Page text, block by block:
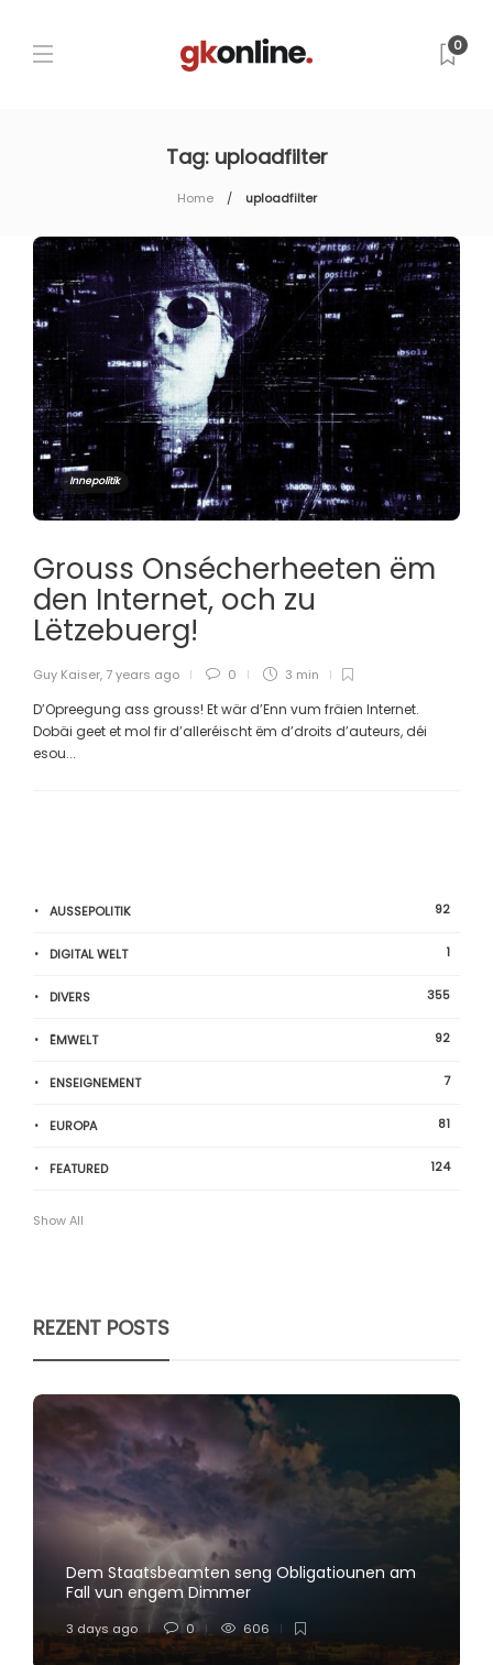
0
Tag: uploadfilter
Home uploadfilter
Innepolitik
Grouss Onsécherheeten ëm
den Internet, och zu
Lëtzebuerg!
Guy Kaiser, 7 years ago 0 3 min
D’Opreegung ass grouss! Et wär d’Enn vum fräien Internet.
Dobäi geet et mol fir d’alleréischt ëm d’droits d’auteurs, déi
esou...
AUSSEPOLITIK 92
DIGITAL WELT 1
DIVERS 355
ËMWELT 92
ENSEIGNEMENT 7
EUROPA 81
FEATURED 124
Show All
REZENT POSTS
Dem Staatsbeamten seng Obligatiounen am
Fall vun engem Dimmer
3 days ago 0 606